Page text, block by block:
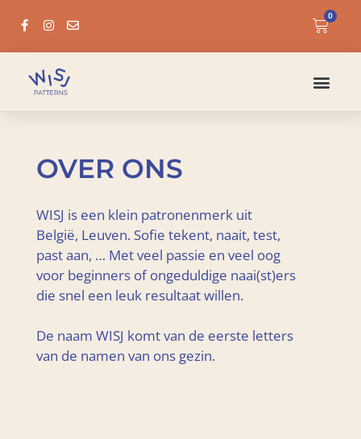
0
OVER ONS
WISJ is een klein patronenmerk uit
België, Leuven. Sofie tekent, naait, test,
past aan, … Met veel passie en veel oog
voor beginners of ongeduldige naai(st)ers
die snel een leuk resultaat willen.
De naam WISJ komt van de eerste letters
van de namen van ons gezin.